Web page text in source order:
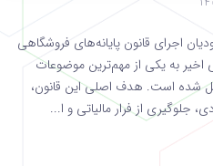
اجرای قانون پایانه‌های فروشگاهی
اخیر به یکی از مهم‌ترین موضوعات
شده است. هدف اصلی این قانون،
جلوگیری از فرار مالیاتی و ا...